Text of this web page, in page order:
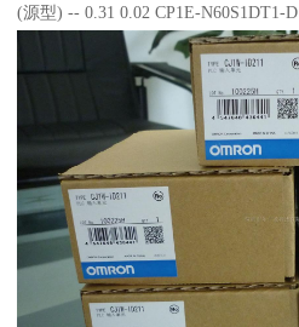
(源型) -- 0.31 0.02 CP1E-N60S1DT1-D